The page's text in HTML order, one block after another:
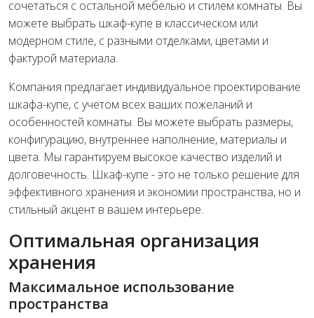
сочетаться с остальной мебелью и стилем комнаты. Вы
можете выбрать шкаф-купе в классическом или
модерном стиле, с разными отделками, цветами и
фактурой материала.
Компания предлагает индивидуальное проектирование
шкафа-купе, с учетом всех ваших пожеланий и
особенностей комнаты. Вы можете выбрать размеры,
конфигурацию, внутреннее наполнение, материалы и
цвета. Мы гарантируем высокое качество изделий и
долговечность. Шкаф-купе - это не только решение для
эффективного хранения и экономии пространства, но и
стильный акцент в вашем интерьере.
Оптимальная организация
хранения
Максимальное использование
пространства